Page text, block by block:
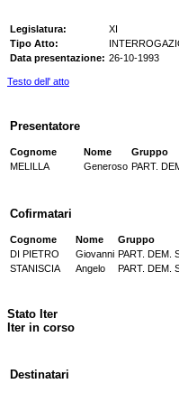
Legislatura: XI
Tipo Atto:
Data presentazione: 26-10-1993
Testo dell' atto
Presentatore
Cognome Nome
Gruppo
MELILLA
Generoso PART.
Cofirmatari
Cognome Nome
Gruppo
DI PIETRO
Giovanni PART. DEM.
STANISCIA
Angelo PART. DEM.
Stato Iter
Iter in corso
Destinatari